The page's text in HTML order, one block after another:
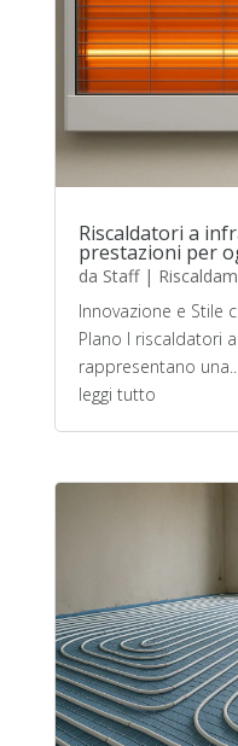
Riscaldatori a
prestazioni per
da Staff|
Innovazione e Stile
Plano I riscaldatori
rappresentano
leggi tutto